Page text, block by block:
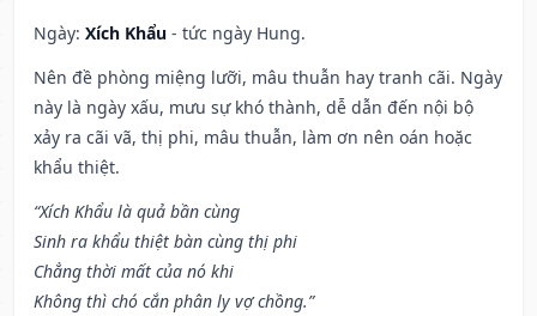
Ngày: Xích Khẩu - tức ngày Hung.
Nên đề phòng miệng lưỡi, mâu thuẫn hay tranh cãi. Ngày
này là ngày xấu, mưu sự khó thành, dễ dẫn đến nội bộ
xảy ra cãi vã, thị phi, mâu thuẫn, làm ơn nên oán hoặc
khẩu thiệt.
“Xích Khẩu là quả bần cùng
Sinh ra khẩu thiệt bàn cùng thị phi
Chẳng thời mất của nó khi
Không thì chó cắn phân ly vợ chồng.”